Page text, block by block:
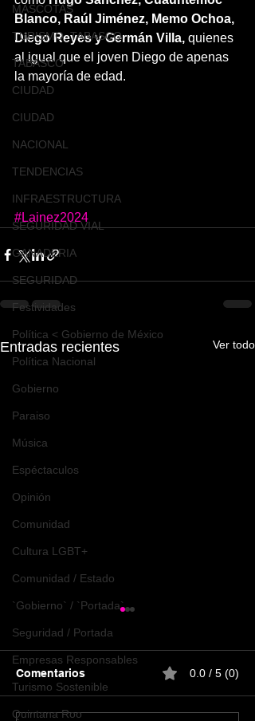
MASCOTAS
TURISMO, TABASCO
TABASCO
CIUDAD
CIUDAD
NACIONAL
TENDENCIAS
INFRAESTRUCTURA
SEGURIDAD VIAL
GANADERIA
SEGURIDAD
Festividades
Política < Gobierno de México
Política Nacional
Gobierno
Paraiso
Música
Espéctaculos
Opinión
Comunidad
Cultura LGBT+
Comunidad / Estado
`Gobierno` / `Portada`
Seguridad / Portada
Empresas Responsables
Turismo Sostenible
Quintana Roo
Blanco, Raúl Jiménez, Memo Ochoa,
Diego Reyes y Germán Villa, quienes
al igual que el joven Diego de apenas
la mayoría de edad.
#Lainez2024
Entradas recientes Ver todo
Comentarios 0.0 / 5 (0)